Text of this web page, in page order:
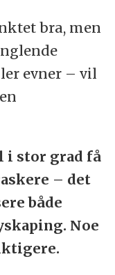
bra, men
evner – vil
i stor grad få
– det
både
Noe